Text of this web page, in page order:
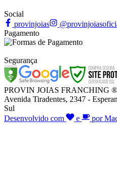
Social
provinjoias
Pagamento
Segurança
PROVIN JOIAS FRANCHING ®
Avenida Tiradentes, 2347 -
Sul
Desenvolvido com
e por